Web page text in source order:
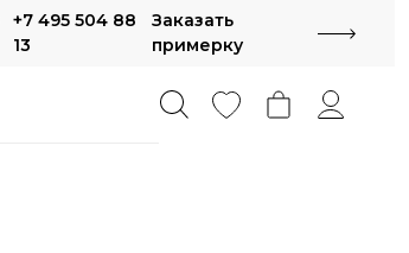
+7 495 504 88
13
Заказать
примерку